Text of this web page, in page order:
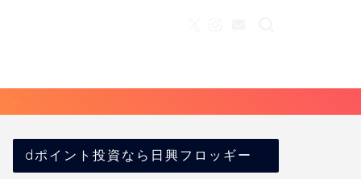
dポイント投資なら日興フロッギー